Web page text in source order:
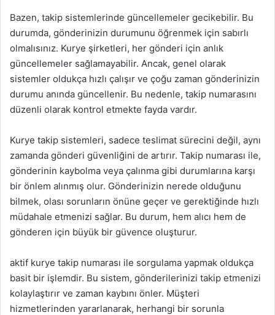
Bazen, takip sistemlerinde güncellemeler gecikebilir. Bu
durumda, gönderinizin durumunu öğrenmek için sabırlı
olmalısınız. Kurye şirketleri, her gönderi için anlık
güncellemeler sağlamayabilir. Ancak, genel olarak
sistemler oldukça hızlı çalışır ve çoğu zaman gönderinizin
durumu anında güncellenir. Bu nedenle, takip numarasını
düzenli olarak kontrol etmekte fayda vardır.
Kurye takip sistemleri, sadece teslimat sürecini değil, aynı
zamanda gönderi güvenliğini de artırır. Takip numarası ile,
gönderinin kaybolma veya çalınma gibi durumlarına karşı
bir önlem alınmış olur. Gönderinizin nerede olduğunu
bilmek, olası sorunların önüne geçer ve gerektiğinde hızlı
müdahale etmenizi sağlar. Bu durum, hem alıcı hem de
gönderen için büyük bir güvence oluşturur.
aktif kurye takip numarası ile sorgulama yapmak oldukça
basit bir işlemdir. Bu sistem, gönderilerinizi takip etmenizi
kolaylaştırır ve zaman kaybını önler. Müşteri
hizmetlerinden yararlanarak, herhangi bir sorunla